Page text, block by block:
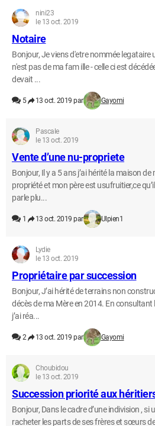
nini23
le 13 oct. 2019
Notaire
Bonjour, Je viens d'etre nommée legataire
n'est pas de ma fam ille - celle ci est
devait ...
5 13 oct. 2019 par Gayomi
Pascale
le 13 oct. 2019
Vente d’une nu-propriete
Bonjour, Il y a 5 ans j’ai hérité la maison
propriété et mon père est usufruitier,ce
parle plu...
1 13 oct. 2019 par Ulpien1
Lydie
le 13 oct. 2019
Propriétaire par succession
Bonjour, J’ai hérité de terrains non
décès de ma Mère en 2014. En
j’ai réa...
2 13 oct. 2019 par Gayomi
Choubidou
le 13 oct. 2019
Succession priorité aux
Bonjour, Dans le cadre d’une indivision , si
racheter les parts de ses frères et sœurs